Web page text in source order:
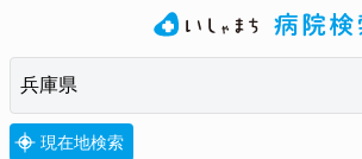
現在地検索